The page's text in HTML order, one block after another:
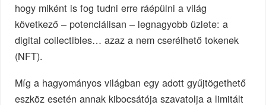
hogy miként is fog tudni erre ráépülni a világ
következő – potenciálisan – legnagyobb üzlete: a
digital collectibles… azaz a nem cserélhető tokenek
(NFT).
Míg a hagyományos világban egy adott gyűjtögethető
eszköz esetén annak kibocsátója szavatolja a limitált